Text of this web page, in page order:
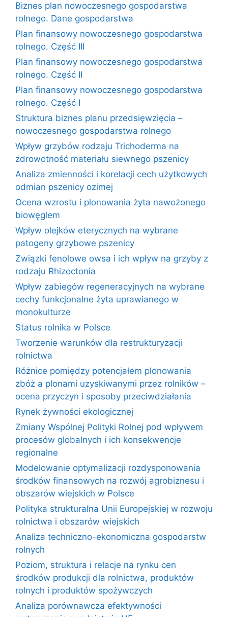
Biznes plan nowoczesnego gospodarstwa
rolnego. Dane gospodarstwa
Plan finansowy nowoczesnego gospodarstwa
rolnego. Część III
Plan finansowy nowoczesnego gospodarstwa
rolnego. Część II
Plan finansowy nowoczesnego gospodarstwa
rolnego. Część I
Struktura biznes planu przedsięwzięcia –
nowoczesnego gospodarstwa rolnego
Wpływ grzybów rodzaju Trichoderma na
zdrowotność materiału siewnego pszenicy
Analiza zmienności i korelacji cech użytkowych
odmian pszenicy ozimej
Ocena wzrostu i plonowania żyta nawożonego
biowęglem
Wpływ olejków eterycznych na wybrane
patogeny grzybowe pszenicy
Związki fenolowe owsa i ich wpływ na grzyby z
rodzaju Rhizoctonia
Wpływ zabiegów regeneracyjnych na wybrane
cechy funkcjonalne żyta uprawianego w
monokulturze
Status rolnika w Polsce
Tworzenie warunków dla restrukturyzacji
rolnictwa
Różnice pomiędzy potencjałem plonowania
zbóż a plonami uzyskiwanymi przez rolników –
ocena przyczyn i sposoby przeciwdziałania
Rynek żywności ekologicznej
Zmiany Wspólnej Polityki Rolnej pod wpływem
procesów globalnych i ich konsekwencje
regionalne
Modelowanie optymalizacji rozdysponowania
środków finansowych na rozwój agrobiznesu i
obszarów wiejskich w Polsce
Polityka strukturalna Unii Europejskiej w rozwoju
rolnictwa i obszarów wiejskich
Analiza techniczno-ekonomiczna gospodarstw
rolnych
Poziom, struktura i relacje na rynku cen
środków produkcji dla rolnictwa, produktów
rolnych i produktów spożywczych
Analiza porównawcza efektywności